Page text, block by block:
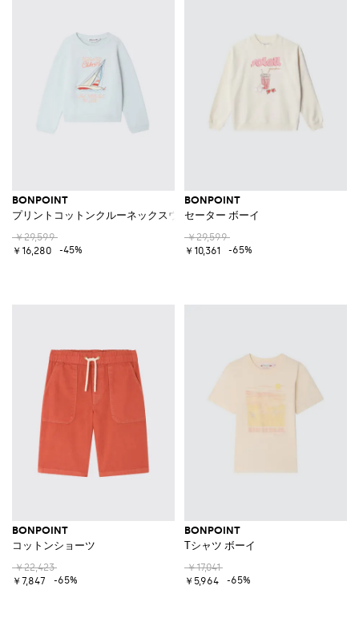
BONPOINT
プリントコットンクルーネックスウェットシャツ
￥29,599
￥16,280
-45%
BONPOINT
セーター ボーイ
￥29,599
￥10,361
-65%
BONPOINT
コットンショーツ
￥22,423
￥7,847
-65%
BONPOINT
Tシャツ ボーイ
￥17,041
￥5,964
-65%